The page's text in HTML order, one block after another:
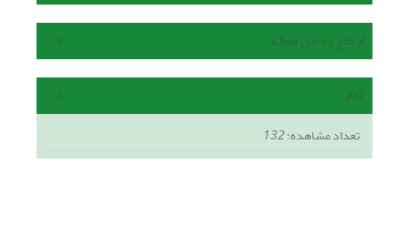
ارجاع به این مقاله
آمار
تعداد مشاهده:132